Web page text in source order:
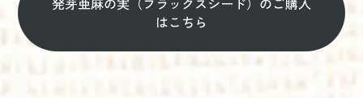
はこちら